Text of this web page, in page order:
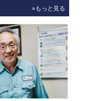
»もっと見る